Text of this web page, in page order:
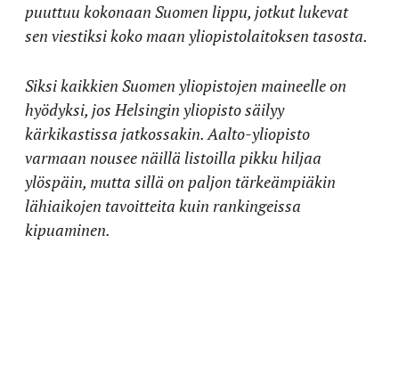
puuttuu kokonaan Suomen lippu, jotkut lukevat
sen viestiksi koko maan yliopistolaitoksen tasosta.
Siksi kaikkien Suomen yliopistojen maineelle on
hyödyksi, jos Helsingin yliopisto säilyy
kärkikastissa jatkossakin. Aalto-yliopisto
varmaan nousee näillä listoilla pikku hiljaa
ylöspäin, mutta sillä on paljon tärkeämpiäkin
lähiaikojen tavoitteita kuin rankingeissa
kipuaminen.